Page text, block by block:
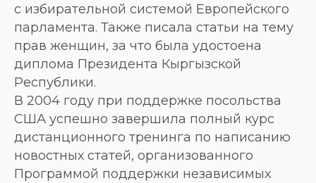
с избирательной системой Европейского
парламента. Также писала статьи на тему
прав женщин, за что была удостоена
диплома Президента Кыргызской
Республики.
В 2004 году при поддержке посольства
США успешно завершила полный курс
дистанционного тренинга по написанию
новостных статей, организованного
Программой поддержки независимых